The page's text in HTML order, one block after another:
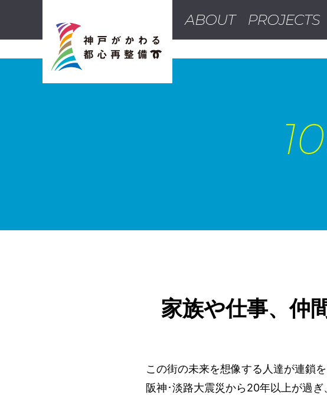
家族や仕事、仲
この街の未来を想像する人達が連鎖
阪神･淡路大震災から20年以上が過